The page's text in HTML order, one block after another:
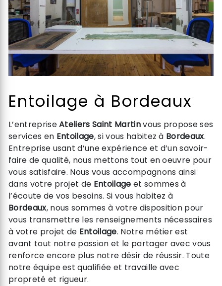
Entoilage à Bordeaux
L’entrepriseAteliers Saint Martinvous propose ses
services en Entoilage, si vous habitez à Bordeaux.
Entreprise usant d’une expérience et d’un savoir-
faire de qualité, nous mettons tout en oeuvre pour
vous satisfaire. Nous vous accompagnons ainsi
dans votre projet de Entoilage et sommes à
l’écoute de vos besoins. Si vous habitez à
Bordeaux, nous sommes à votre disposition pour
vous transmettre les renseignements nécessaires
à votre projet de Entoilage. Notre métier est
avant tout notre passion et le partager avec vous
renforce encore plus notre désir de réussir. Toute
notre équipe est qualifiée et travaille avec
propreté et rigueur.